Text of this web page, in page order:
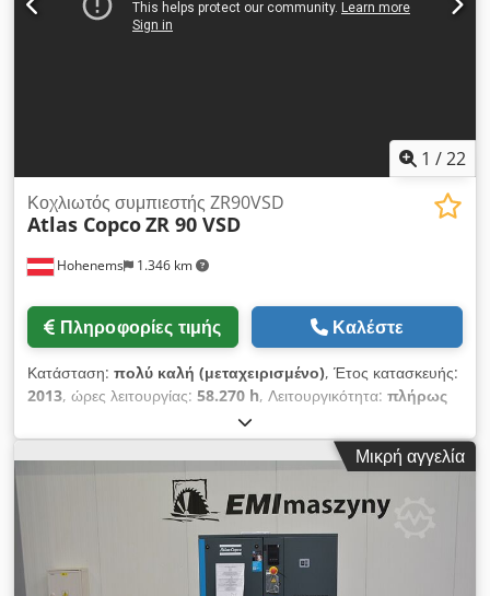
1 /22
Hohenems 1.346 km
Κοχλιωτός συμπιεστής ZR90VSD
Atlas CopcoZR 90 VSD
Πληροφορίες τιμής Καλέστε
Κατάσταση: πολύ καλή (μεταχειρισμένο), Έτος κατασκευής:
2013, ώρες λειτουργίας: 58.270 h, Λειτουργικότητα: πλήρως
, Συγκομπρέσορας βιδωτός, χωρίς λάδι, Atlas
Copco ZR90VSD Ενσωματωμένος μετατροπέας συχνότητας 90
kW 9 bar 15,50 m3/λεπτό Έτος κατασκευής: 2013
Dkjdpozmwc Hefx Am Dsr Ώρες λειτουργίας: 58.270
Μικρή αγγελία